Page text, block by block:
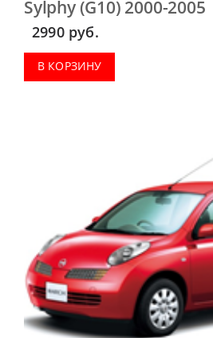
Sylphy (G10) 2000-2005
2990 руб.
В КОРЗИНУ